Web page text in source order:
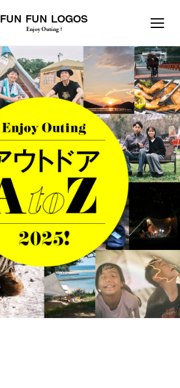
FUN FUN LOGOS
Enjoy Outing !